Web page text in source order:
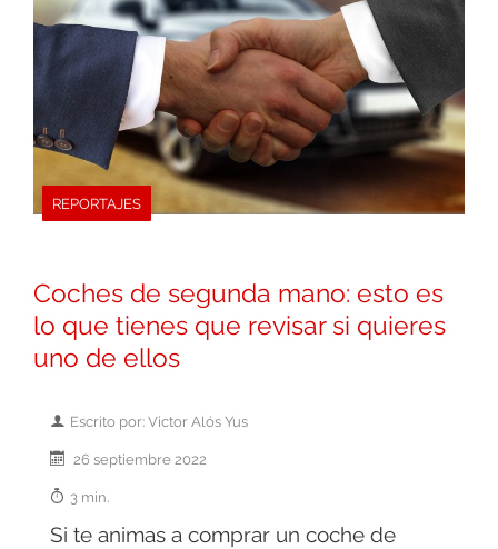
REPORTAJES
Coches de segunda mano: esto es
lo que tienes que revisar si quieres
uno de ellos
Escrito por: Victor Alós Yus
26 septiembre 2022
3 min.
Si te animas a comprar un coche de